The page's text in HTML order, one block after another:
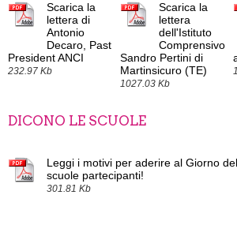
Scarica la
lettera di
Antonio
Decaro, Past
President ANCI
232.97 Kb
Scarica la
lettera
dell'Istituto
Comprensivo
Sandro Pertini di
Martinsicuro (TE)
1027.03 Kb
DICONO LE SCUOLE
Leggi i motivi per aderire al Giorno
scuole partecipanti!
301.81 Kb